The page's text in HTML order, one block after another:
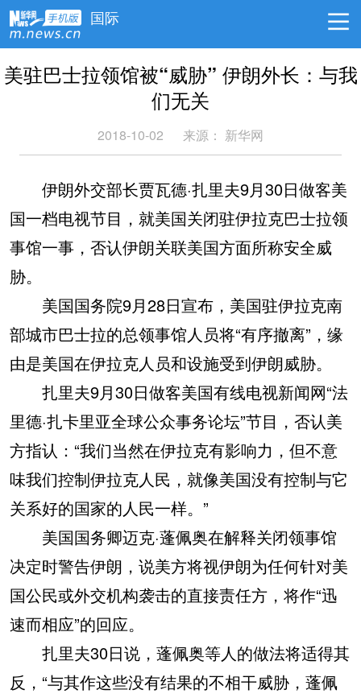
国际
美驻巴士拉领馆被“威胁” 伊朗外长：与我
们无关
2018-10-02 来源： 新华网
伊朗外交部长贾瓦德·扎里夫9月30日做客美
国一档电视节目，就美国关闭驻伊拉克巴士拉领
事馆一事，否认伊朗关联美国方面所称安全威
胁。
美国国务院9月28日宣布，美国驻伊拉克南
部城市巴士拉的总领事馆人员将“有序撤离”，缘
由是美国在伊拉克人员和设施受到伊朗威胁。
扎里夫9月30日做客美国有线电视新闻网“法
里德·扎卡里亚全球公众事务论坛”节目，否认美
方指认：“我们当然在伊拉克有影响力，但不意
味我们控制伊拉克人民，就像美国没有控制与它
关系好的国家的人民一样。”
美国国务卿迈克·蓬佩奥在解释关闭领事馆
决定时警告伊朗，说美方将视伊朗为任何针对美
国公民或外交机构袭击的直接责任方，将作“迅
速而相应”的回应。
扎里夫30日说，蓬佩奥等人的做法将适得其
反，“与其作这些没有结果的不相干威胁，蓬佩